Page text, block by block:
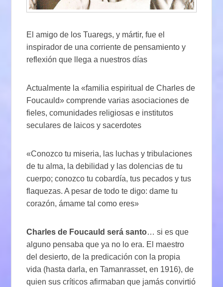
El amigo de los Tuaregs, y mártir, fue el
inspirador de una corriente de pensamiento y
reflexión que llega a nuestros días
Actualmente la «familia espiritual de Charles de
Foucauld» comprende varias asociaciones de
fieles, comunidades religiosas e institutos
seculares de laicos y sacerdotes
«Conozco tu miseria, las luchas y tribulaciones
de tu alma, la debilidad y las dolencias de tu
cuerpo; conozco tu cobardía, tus pecados y tus
flaquezas. A pesar de todo te digo: dame tu
corazón, ámame tal como eres»
Charles de Foucauld será santo… si es que
alguno pensaba que ya no lo era. El maestro
del desierto, de la predicación con la propia
vida (hasta darla, en Tamanrasset, en 1916), de
quien sus críticos afirmaban que jamás convirtió